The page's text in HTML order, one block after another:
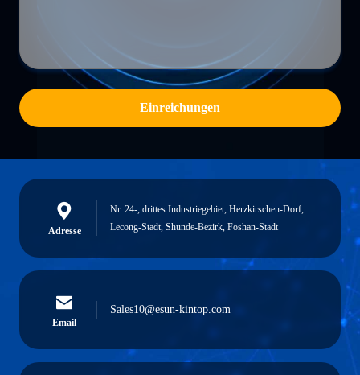
Einreichungen
Adresse
Nr. 24-, drittes Industriegebiet, Herzkirschen-Dorf,
Lecong-Stadt, Shunde-Bezirk, Foshan-Stadt
Email
Sales10@esun-kintop.com